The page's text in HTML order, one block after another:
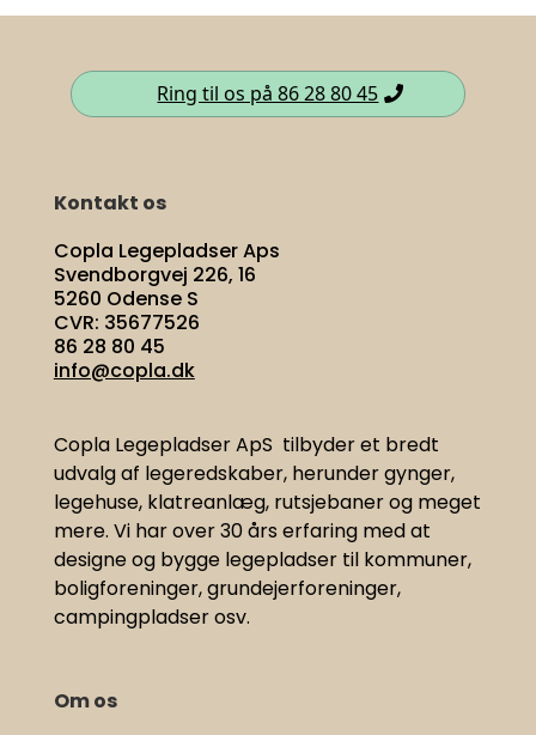
Ring til os på 86 28 80 45
Kontakt os
Copla Legepladser Aps
Svendborgvej 226, 16
5260 Odense S
CVR: 35677526
86 28 80 45
info@copla.dk
Copla Legepladser ApS tilbyder et bredt
udvalg af legeredskaber, herunder gynger,
legehuse, klatreanlæg, rutsjebaner og meget
mere. Vi harover 30 års erfaring med at
designe og bygge legepladser til kommuner,
boligforeninger, grundejerforeninger,
campingpladser osv.
Om os